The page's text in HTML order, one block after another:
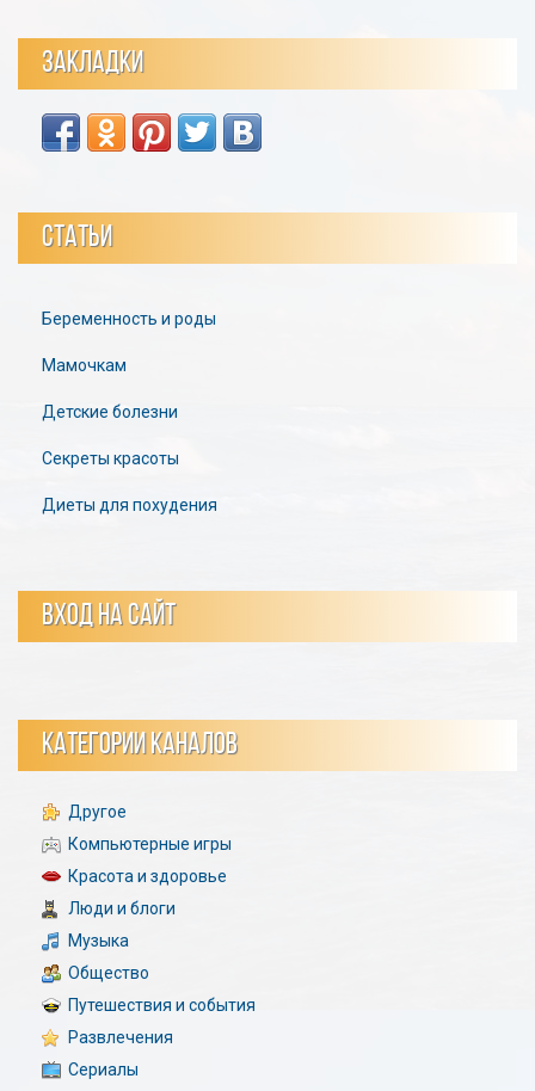
ЗАКЛАДКИ
СТАТЬИ
Беременность и роды
Мамочкам
Детские болезни
Секреты красоты
Диеты для похудения
ВХОД НА САЙТ
КАТЕГОРИИ КАНАЛОВ
Другое
Компьютерные игры
Красота и здоровье
Люди и блоги
Музыка
Общество
Путешествия и события
Развлечения
Сериалы